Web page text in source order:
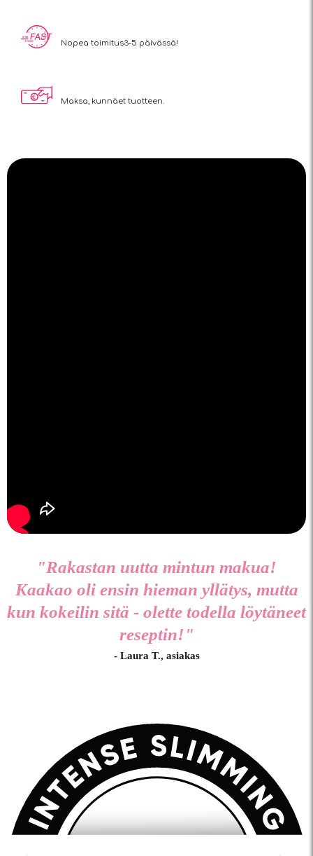
Nopea toimitus3-5 päivässä!
Maksa, kunnäet tuotteen.
"Rakastan uutta mintun makua!
Kaakao oli ensin hieman yllätys, mutta
kun kokeilin sitä - olette todella löytäneet
reseptin!"
- Laura T., asiakas